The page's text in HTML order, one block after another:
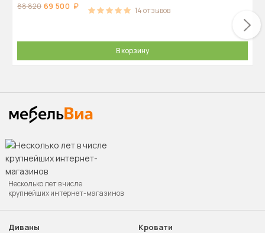
88 820 69 500 14отзывов
В корзину
Несколько лет в числе
крупнейших интернет-магазинов
Диваны
Кровати